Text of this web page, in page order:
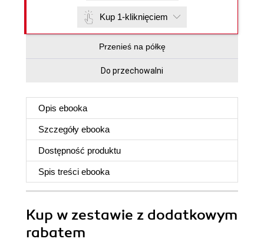
Kup 1-kliknięciem
Przenieś na półkę
Do przechowalni
Opis ebooka
Szczegóły ebooka
Dostępność produktu
Spis treści ebooka
Kup w zestawie z dodatkowym
rabatem